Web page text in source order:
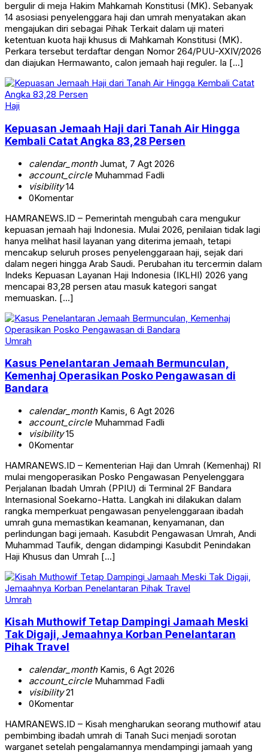
bergulir di meja Hakim Mahkamah Konstitusi (MK). Sebanyak
14 asosiasi penyelenggara haji dan umrah menyatakan akan
mengajukan diri sebagai Pihak Terkait dalam uji materi
ketentuan kuota haji khusus di Mahkamah Konstitusi (MK).
Perkara tersebut terdaftar dengan Nomor 264/PUU-XXIV/2026
dan diajukan Hermawanto, calon jemaah haji reguler. Ia […]
Haji
Kepuasan Jemaah Haji dari Tanah Air Hingga
Kembali Catat Angka 83,28 Persen
calendar_monthJumat, 7 Agt 2026
account_circleMuhammad Fadli
visibility14
0Komentar
HAMRANEWS.ID – Pemerintah mengubah cara mengukur
kepuasan jemaah haji Indonesia. Mulai 2026, penilaian tidak lagi
hanya melihat hasil layanan yang diterima jemaah, tetapi
mencakup seluruh proses penyelenggaraan haji, sejak dari
dalam negeri hingga Arab Saudi. Perubahan itu tercermin dalam
Indeks Kepuasan Layanan Haji Indonesia (IKLHI) 2026 yang
mencapai 83,28 persen atau masuk kategori sangat
memuaskan. […]
Umrah
Kasus Penelantaran Jemaah Bermunculan,
Kemenhaj Operasikan Posko Pengawasan di
Bandara
calendar_monthKamis, 6 Agt 2026
account_circleMuhammad Fadli
visibility15
0Komentar
HAMRANEWS.ID – Kementerian Haji dan Umrah (Kemenhaj) RI
mulai mengoperasikan Posko Pengawasan Penyelenggara
Perjalanan Ibadah Umrah (PPIU) di Terminal 2F Bandara
Internasional Soekarno-Hatta. Langkah ini dilakukan dalam
rangka memperkuat pengawasan penyelenggaraan ibadah
umrah guna memastikan keamanan, kenyamanan, dan
perlindungan bagi jemaah. Kasubdit Pengawasan Umrah, Andi
Muhammad Taufik, dengan didampingi Kasubdit Penindakan
Haji Khusus dan Umrah […]
Umrah
Kisah Muthowif Tetap Dampingi Jamaah Meski
Tak Digaji, Jemaahnya Korban Penelantaran
Pihak Travel
calendar_monthKamis, 6 Agt 2026
account_circleMuhammad Fadli
visibility21
0Komentar
HAMRANEWS.ID – Kisah mengharukan seorang muthowif atau
pembimbing ibadah umrah di Tanah Suci menjadi sorotan
warganet setelah pengalamannya mendampingi jamaah yang